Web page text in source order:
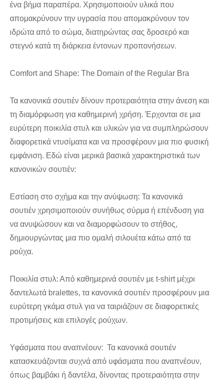
ένα βήμα παραπέρα. Χρησιμοποιούν υλικά που
απομακρύνουν την υγρασία που απομακρύνουν τον
ιδρώτα από το σώμα, διατηρώντας σας δροσερό και
στεγνό κατά τη διάρκεια έντονων προπονήσεων.
Comfort and Shape: The Domain of the Regular Bra
Τα κανονικά σουτιέν δίνουν προτεραιότητα στην άνεση και
τη διαμόρφωση για καθημερινή χρήση. Έρχονται σε μια
ευρύτερη ποικιλία στυλ και υλικών για να συμπληρώσουν
διαφορετικά ντυσίματα και να προσφέρουν μια πιο φυσική
εμφάνιση. Εδώ είναι μερικά βασικά χαρακτηριστικά των
κανονικών σουτιέν:
Εστίαση στο σχήμα και την ανύψωση: Τα κανονικά
σουτιέν χρησιμοποιούν συνήθως σύρμα ή επένδυση για
να ανυψώσουν και να διαμορφώσουν το στήθος,
δημιουργώντας μια πιο ομαλή σιλουέτα κάτω από τα
ρούχα.
Ποικιλία στυλ: Από καθημερινά σουτιέν με t-shirt μέχρι
δαντελωτά bralettes, τα κανονικά σουτιέν προσφέρουν μια
ευρύτερη γκάμα στυλ για να ταιριάζουν σε διαφορετικές
προτιμήσεις και επιλογές ρούχων.
Υφάσματα που αναπνέουν: Τα κανονικά σουτιέν
κατασκευάζονται συχνά από υφάσματα που αναπνέουν,
όπως βαμβάκι ή δαντέλα, δίνοντας προτεραιότητα στην